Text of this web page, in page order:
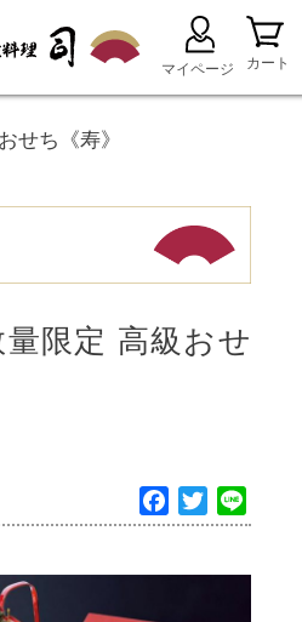
せち《寿》
量限定 高級おせ
a
w
i